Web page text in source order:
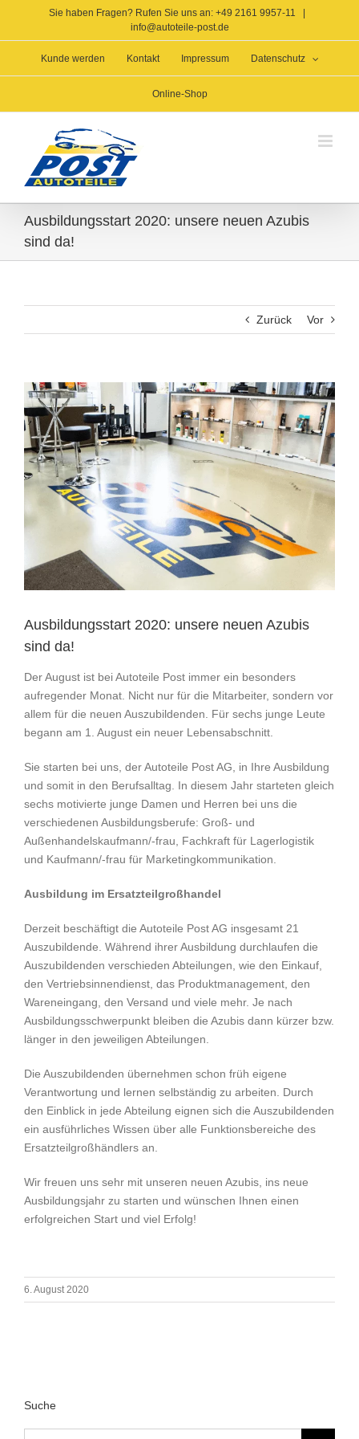
springen
Sie haben Fragen? Rufen Sie uns an: +49 2161 9957-11
info@autoteile-post.de
Kunde werden Kontakt Impressum Datenschutz
Online-Shop
Ausbildungsstart 2020: unsere neuen Azubis
sind da!
Zurück Vor
Zeige
grösseres
Bild
Ausbildungsstart 2020: unsere neuen Azubis
sind da!
Der August ist bei Autoteile Post immer ein besonders
aufregender Monat. Nicht nur für die Mitarbeiter, sondern vor
allem für die neuen Auszubildenden. Für sechs junge Leute
begann am 1. August ein neuer Lebensabschnitt.
Sie starten bei uns, der Autoteile Post AG, in Ihre Ausbildung
und somit in den Berufsalltag. In diesem Jahr starteten gleich
sechs motivierte junge Damen und Herren bei uns die
verschiedenen Ausbildungsberufe: Groß- und
Außenhandelskaufmann/-frau, Fachkraft für Lagerlogistik
und Kaufmann/-frau für Marketingkommunikation.
Ausbildung im Ersatzteilgroßhandel
Derzeit beschäftigt die Autoteile Post AG insgesamt 21
Auszubildende. Während ihrer Ausbildung durchlaufen die
Auszubildenden verschieden Abteilungen, wie den Einkauf,
den Vertriebsinnendienst, das Produktmanagement, den
Wareneingang, den Versand und viele mehr. Je nach
Ausbildungsschwerpunkt bleiben die Azubis dann kürzer bzw.
länger in den jeweiligen Abteilungen.
Die Auszubildenden übernehmen schon früh eigene
Verantwortung und lernen selbständig zu arbeiten. Durch
den Einblick in jede Abteilung eignen sich die Auszubildenden
ein ausführliches Wissen über alle Funktionsbereiche des
Ersatzteilgroßhändlers an.
Wir freuen uns sehr mit unseren neuen Azubis, ins neue
Ausbildungsjahr zu starten und wünschen Ihnen einen
erfolgreichen Start und viel Erfolg!
6. August 2020
Suche